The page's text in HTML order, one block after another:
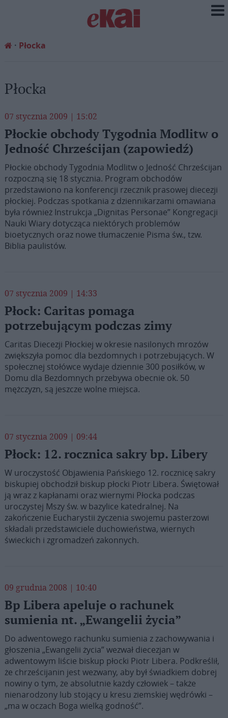
Płocka
Płocka
07 stycznia 2009 | 15:02
Płockie obchody Tygodnia Modlitw o
Jedność Chrześcijan (zapowiedź)
Płockie obchody Tygodnia Modlitw o Jedność Chrześcijan
rozpoczną się 18 stycznia. Program obchodów
przedstawiono na konferencji rzecznik prasowej diecezji
płockiej. Podczas spotkania z dziennikarzami omawiana
była również Instrukcja „Dignitas Personae” Kongregacji
Nauki Wiary dotycząca niektórych problemów
bioetycznych oraz nowe tłumaczenie Pisma św., tzw.
Biblia paulistów.
07 stycznia 2009 | 14:33
Płock: Caritas pomaga
potrzebującym podczas zimy
Caritas Diecezji Płockiej w okresie nasilonych mrozów
zwiększyła pomoc dla bezdomnych i potrzebujących. W
społecznej stołówce wydaje dziennie 300 posiłków, w
Domu dla Bezdomnych przebywa obecnie ok. 50
mężczyzn, są jeszcze wolne miejsca.
07 stycznia 2009 | 09:44
Płock: 12. rocznica sakry bp. Libery
W uroczystość Objawienia Pańskiego 12. rocznicę sakry
biskupiej obchodził biskup płocki Piotr Libera. Świętował
ją wraz z kapłanami oraz wiernymi Płocka podczas
uroczystej Mszy św. w bazylice katedralnej. Na
zakończenie Eucharystii życzenia swojemu pasterzowi
składali przedstawiciele duchowieństwa, wiernych
świeckich i zgromadzeń zakonnych.
09 grudnia 2008 | 10:40
Bp Libera apeluje o rachunek
sumienia nt. „Ewangelii życia”
Do adwentowego rachunku sumienia z zachowywania i
głoszenia „Ewangelii życia” wezwał diecezjan w
adwentowym liście biskup płocki Piotr Libera. Podkreślił,
że chrześcijanin jest wezwany, aby był świadkiem dobrej
nowiny o tym, że absolutnie każdy człowiek – także
nienarodzony lub stojący u kresu ziemskiej wędrówki –
„ma w oczach Boga wielką godność”.